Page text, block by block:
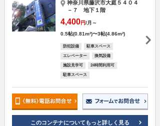
神奈川県藤沢市大庭５４０４
－７ 地下１階
4,400円/月～
0.5帖(0.81m²)〜3帖(4.86m²)
防犯設備 駐車スペース
エレベーター 換気設備
施設見学可 24時間利用可
駐車スペース
このコンテナについてもっと詳しく見る